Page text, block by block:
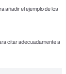
añadir el ejemplo de los
citar adecuadamente a